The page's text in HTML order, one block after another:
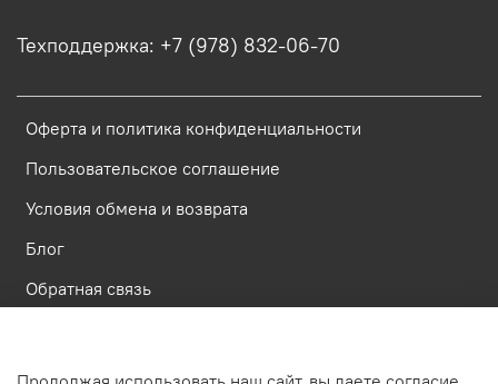
Оферта и политика конфиденциальности
Пользовательское соглашение
Условия обмена и возврата
Блог
Обратная связь
Техподдержка: +7 (978) 832-06-70